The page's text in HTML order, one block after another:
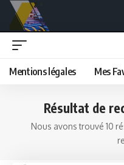
Mentions légales Mes
Résultat de
Nous avons trouvé 10